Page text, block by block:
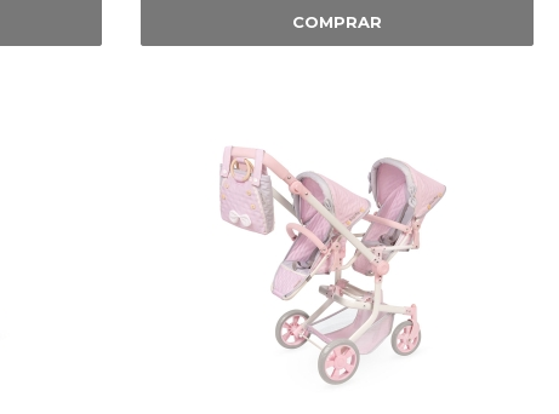
COMPRAR